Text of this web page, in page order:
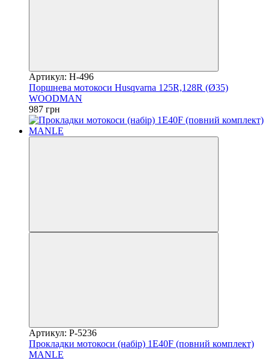
Артикул: H-496
Поршнева мотокоси Husqvarna 125R,128R (Ø35)
WOODMAN
987 грн
Артикул: P-5236
Прокладки мотокоси (набір) 1E40F (повний комплект)
MANLE